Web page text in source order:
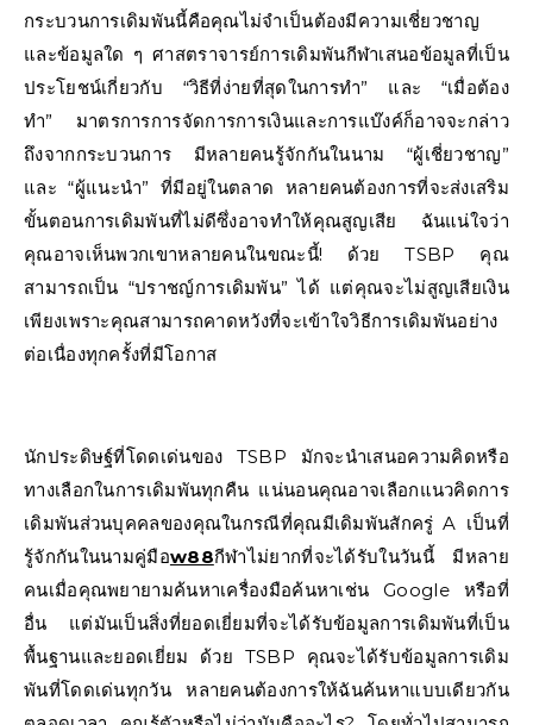
กระบวนการเดิมพันนี้คือคุณไม่จำเป็นต้องมีความเชี่ยวชาญ
และข้อมูลใด ๆ ศาสตราจารย์การเดิมพันกีฬาเสนอข้อมูลที่เป็น
ประโยชน์เกี่ยวกับ “วิธีที่ง่ายที่สุดในการทำ” และ “เมื่อต้อง
ทำ” มาตรการการจัดการการเงินและการแบ๊งค์ก็อาจจะกล่าว
ถึงจากกระบวนการ มีหลายคนรู้จักกันในนาม “ผู้เชี่ยวชาญ”
และ “ผู้แนะนำ” ที่มีอยู่ในตลาด หลายคนต้องการที่จะส่งเสริม
ขั้นตอนการเดิมพันที่ไม่ดีซึ่งอาจทำให้คุณสูญเสีย ฉันแน่ใจว่า
คุณอาจเห็นพวกเขาหลายคนในขณะนี้! ด้วย TSBP คุณ
สามารถเป็น “ปราชญ์การเดิมพัน” ได้ แต่คุณจะไม่สูญเสียเงิน
เพียงเพราะคุณสามารถคาดหวังที่จะเข้าใจวิธีการเดิมพันอย่าง
ต่อเนื่องทุกครั้งที่มีโอกาส
นักประดิษฐ์ที่โดดเด่นของ TSBP มักจะนำเสนอความคิดหรือ
ทางเลือกในการเดิมพันทุกคืน แน่นอนคุณอาจเลือกแนวคิดการ
เดิมพันส่วนบุคคลของคุณในกรณีที่คุณมีเดิมพันสักครู่ A เป็นที่
รู้จักกันในนามคู่มือw88กีฬาไม่ยากที่จะได้รับในวันนี้ มีหลาย
คนเมื่อคุณพยายามค้นหาเครื่องมือค้นหาเช่น Google หรือที่
อื่น แต่มันเป็นสิ่งที่ยอดเยี่ยมที่จะได้รับข้อมูลการเดิมพันที่เป็น
พื้นฐานและยอดเยี่ยม ด้วย TSBP คุณจะได้รับข้อมูลการเดิม
พันที่โดดเด่นทุกวัน หลายคนต้องการให้ฉันค้นหาแบบเดียวกัน